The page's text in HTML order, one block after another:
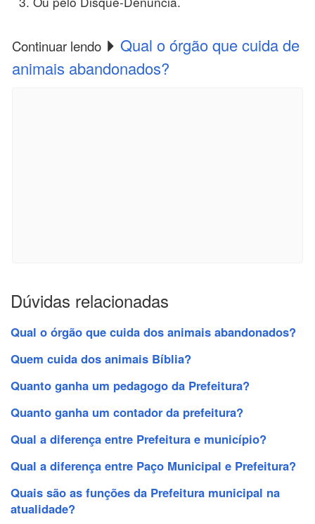
Continuar lendo
Qual o órgão que cuida de
animais abandonados?
Dúvidas relacionadas
Qual o órgão que cuida dos animais abandonados?
Quem cuida dos animais Bíblia?
Quanto ganha um pedagogo da Prefeitura?
Quanto ganha um contador da prefeitura?
Qual a diferença entre Prefeitura e município?
Qual a diferença entre Paço Municipal e Prefeitura?
Quais são as funções da Prefeitura municipal na
atualidade?